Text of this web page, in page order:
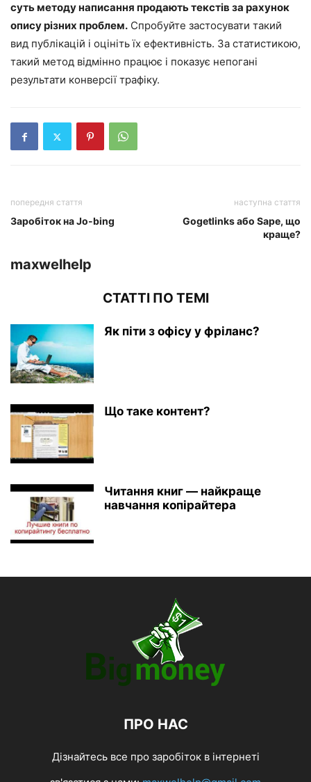
суть методу написання продають текстів за рахунок
опису різних проблем. Спробуйте застосувати такий
вид публікацій і оцініть їх ефективність. За статистикою,
такий метод відмінно працює і показує непогані
результати конверсії трафіку.
попередня стаття
Заробіток на Jo-bing
наступна стаття
Gogetlinks або Sape, що
краще?
maxwelhelp
СТАТТІ ПО ТЕМІ
Як піти з офісу у фріланс?
Що таке контент?
Читання книг — найкраще
навчання копірайтера
ПРО НАС
Дізнайтесь все про заробіток в інтернеті